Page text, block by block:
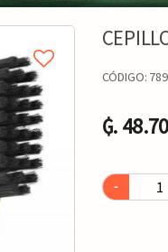
CÓDIGO:
₲.
-